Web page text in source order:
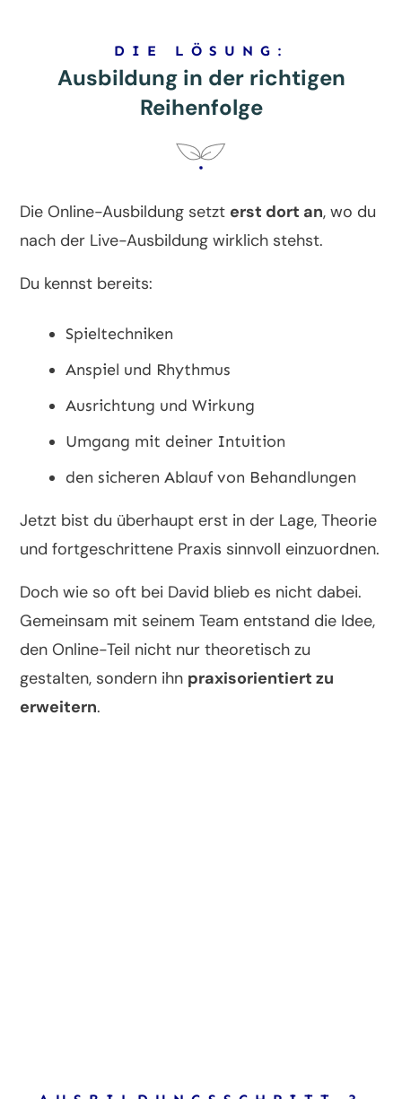
DIE LÖSUNG:
Ausbildung in der richtigen
Reihenfolge
Die Online-Ausbildung setzt erst dort an, wo du
nach der Live-Ausbildung wirklich stehst.
Du kennst bereits:
Spieltechniken
Anspiel und Rhythmus
Ausrichtung und Wirkung
Umgang mit deiner Intuition
den sicheren Ablauf von Behandlungen
Jetzt bist du überhaupt erst in der Lage, Theorie
und fortgeschrittene Praxis sinnvoll einzuordnen.
Doch wie so oft bei David blieb es nicht dabei.
Gemeinsam mit seinem Team entstand die Idee,
den Online-Teil nicht nur theoretisch zu
gestalten, sondern ihn praxisorientiert zu
erweitern.